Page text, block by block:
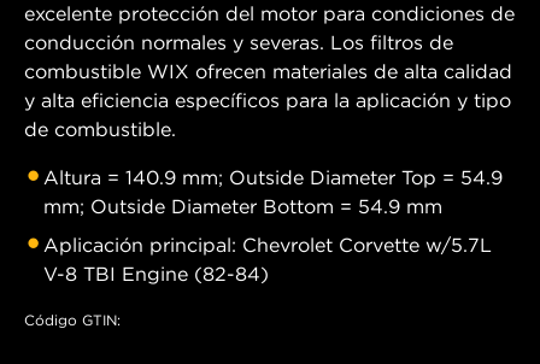
excelente protección del motor para condiciones de
conducción normales y severas. Los filtros de
combustible WIX ofrecen materiales de alta calidad
y alta eficiencia específicos para la aplicación y tipo
de combustible.
Altura = 140.9 mm; Outside Diameter Top = 54.9
mm; Outside Diameter Bottom = 54.9 mm
Aplicación principal: Chevrolet Corvette w/5.7L
V-8 TBI Engine (82-84)
Código GTIN: